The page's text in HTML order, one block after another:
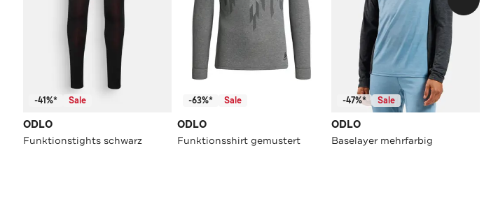
-41%* Sale
ODLO
Funktionstights schwarz
-63%* Sale
ODLO
Funktionsshirt gemustert
-47%* Sale
ODLO
Baselayer mehrfarbig